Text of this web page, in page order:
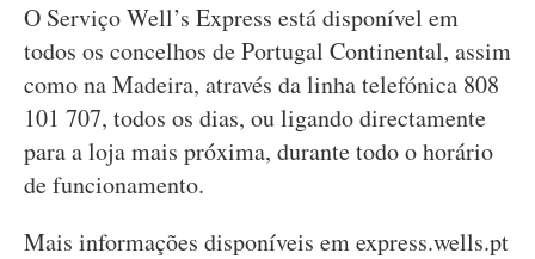
O Serviço Well’s Express está disponível em
todos os concelhos de Portugal Continental, assim
como na Madeira, através da linha telefónica 808
101 707, todos os dias, ou ligando directamente
para a loja mais próxima, durante todo o horário
de funcionamento.
Mais informações disponíveis em express.wells.pt